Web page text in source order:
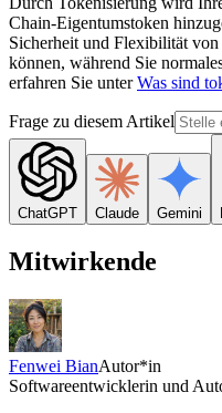
Chain-Eigentumstoken
Sicherheit und Flexibilität
können, während Sie
erfahren Sie unterWas sind
Frage zu diesem Artikel
ChatGPT Claude Gemini
Mitwirkende
Fenwei BianAutor*in
Softwareentwicklerin und